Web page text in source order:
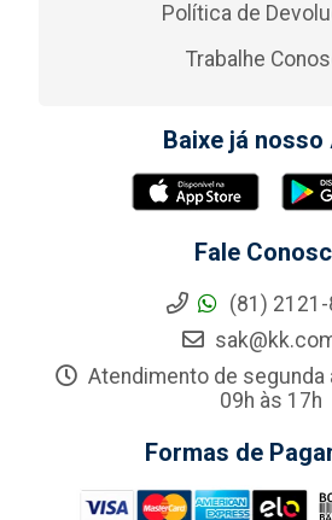
Política de
Trabalhe
Baixe já nosso
Fale
(81)
Atendimento de
09h às 17h
Formas de